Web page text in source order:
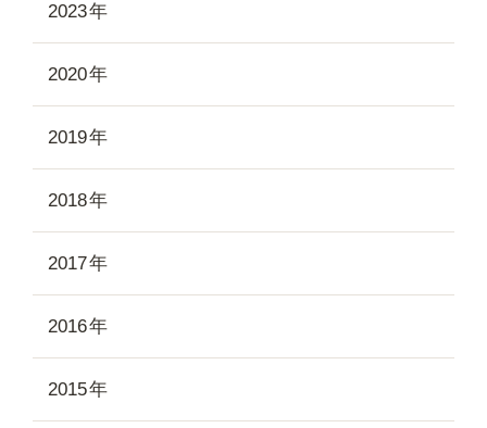
2023
2020
2019
2018
2017
2016
2015